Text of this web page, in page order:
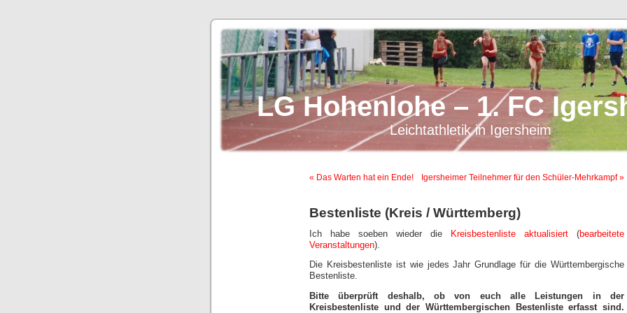
LG Hohenlohe – 1. FC
Leichtathletik in Igersheim
« Das Warten hat ein Ende! Igersheimer Teilnehmer für den Schüler-Mehrkampf »
Bestenliste (Kreis / Württemberg)
Ich habe soeben wieder die Kreisbestenliste aktualisiert (bearbeitete
Veranstaltungen).
Die Kreisbestenliste ist wie jedes Jahr Grundlage für die Württembergische
Bestenliste.
Bitte überprüft deshalb, ob von euch alle Leistungen in der
Kreisbestenliste und der Württembergischen Bestenliste erfasst sind.